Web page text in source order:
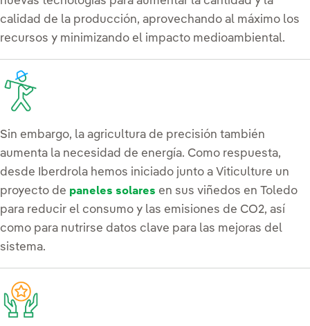
calidad de la producción, aprovechando al máximo los
recursos y minimizando el impacto medioambiental.
Sin embargo, la agricultura de precisión también
aumenta la necesidad de energía. Como respuesta,
desde Iberdrola hemos iniciado junto a Viticulture un
proyecto de paneles solares en sus viñedos en Toledo
para reducir el consumo y las emisiones de CO2, así
como para nutrirse datos clave para las mejoras del
sistema.